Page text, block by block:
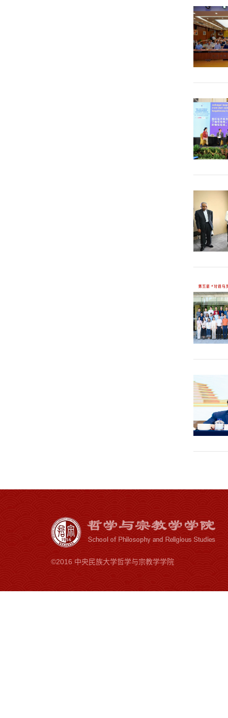
©2016 中央民族大学哲学与宗教学学院